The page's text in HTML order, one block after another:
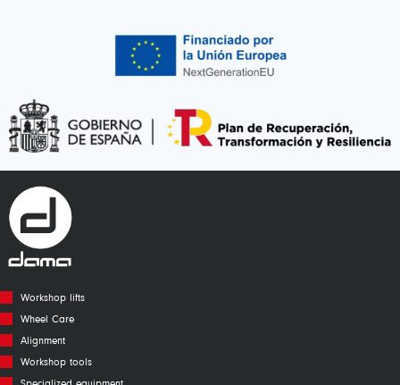
Workshop lifts
Wheel Care
Alignment
Workshop tools